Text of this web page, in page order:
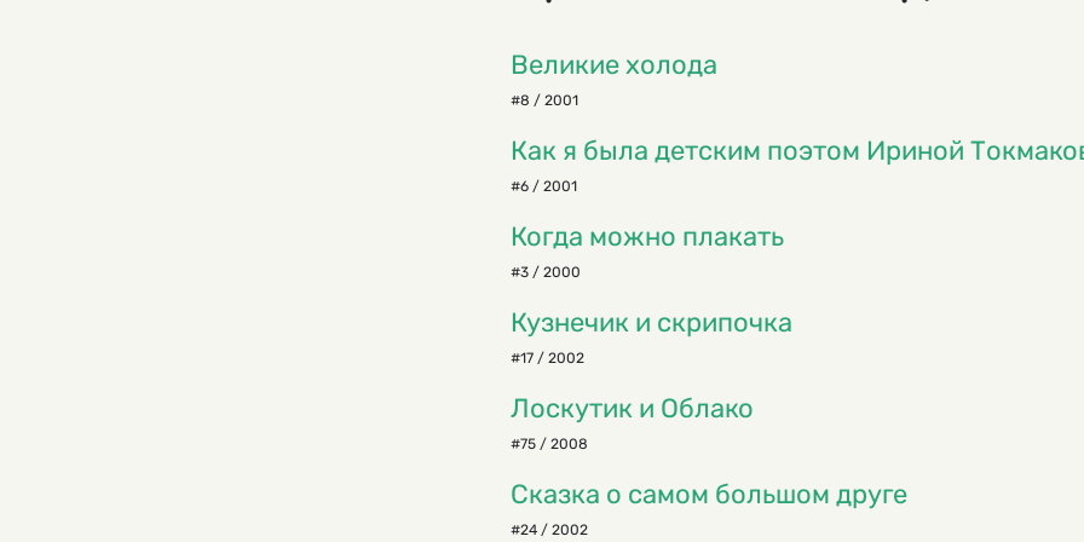
Великие холода
#8 / 2001
Как я была детским поэтом Ириной
#6 / 2001
Когда можно плакать
#3 / 2000
Кузнечик и скрипочка
#17 / 2002
Лоскутик и Облако
#75 / 2008
Сказка о самом большом друге
#24 / 2002